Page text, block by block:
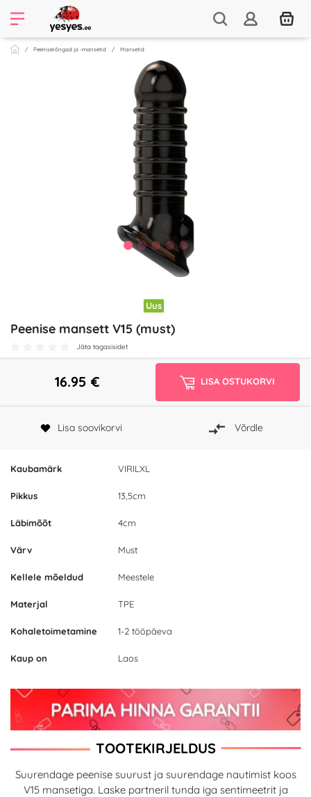
Peeniserõngad ja -mansetid Mansetid
Uus
Peenise mansett V15 (must)
Jäta tagasisidet
Kaubamärk VIRILXL
Pikkus 13,5cm
Läbimõõt 4cm
Värv Must
Kellele mõeldud Meestele
Materjal TPE
Kohaletoimetamine 1-2 tööpäeva
Kaup on Laos
16.95 € LISA OSTUKORVI
Lisa soovikorvi Võrdle
TOOTEKIRJELDUS
Suurendage peenise suurust ja suurendage nautimist koos
V15 mansetiga. Laske partneril tunda iga sentimeetrit ja